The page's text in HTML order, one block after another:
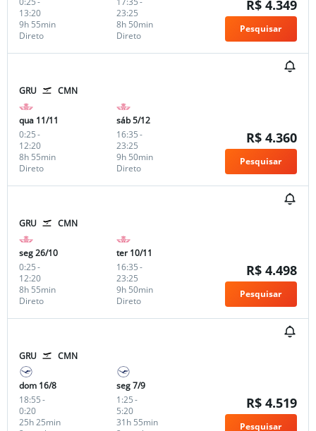
13:20
Direto
9h 55min
23:25
Direto
8h 50min
R$ 4.349
Pesquisar
GRU CMN
qua 11/11
0:25-
12:20
Direto
8h 55min
sáb 5/12
16:35-
23:25
Direto
9h 50min
R$ 4.360
Pesquisar
GRU CMN
seg 26/10
0:25-
12:20
Direto
8h 55min
ter 10/11
16:35-
23:25
Direto
9h 50min
R$ 4.498
Pesquisar
GRU CMN
dom 16/8
18:55-
0:20
25h 25min
seg 7/9
1:25-
5:20
31h 55min
R$ 4.519
Pesquisar